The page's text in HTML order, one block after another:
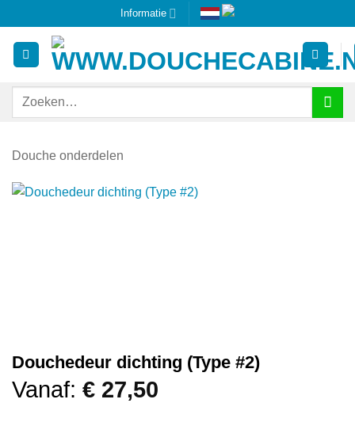
naar
inhoud
Informatie
Zoeken
Douche onderdelen
Douchedeur dichting (Type #2)
Vanaf: € 27,50